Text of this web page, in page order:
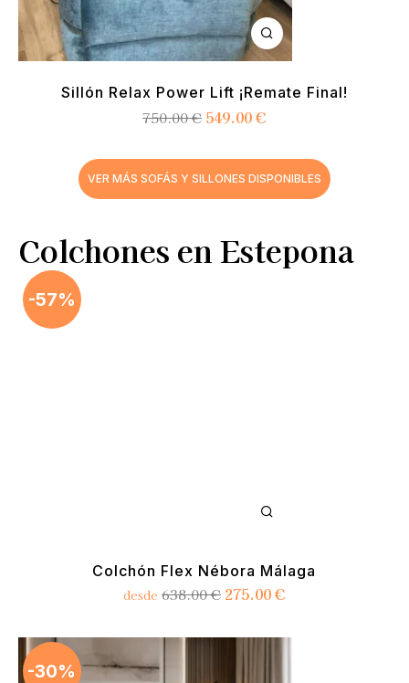
Sillón Relax Power Lift ¡Remate Final!
750.00€ 549.00€
VER MÁS SOFÁS Y SILLONES DISPONIBLES
Colchones en Estepona
-57%
Colchón Flex Nébora Málaga
desde 638.00€ 275.00€
-30%